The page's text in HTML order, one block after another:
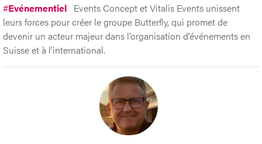
#Evénementiel Events Concept et Vitalis Events unissent
leurs forces pour créer le groupe Butterfly, qui promet de
devenir un acteur majeur dans l’organisation d’événements en
Suisse et à l’international.